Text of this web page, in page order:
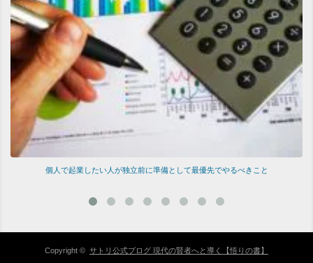
引き寄せの法則とは嘘なのか？経験者が語る、引き寄せの法則の真実
Copyright © サトリ公式ブログ 現代の賢者へと導く【悟りの書】